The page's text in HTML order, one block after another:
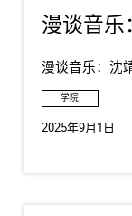
漫谈音乐
漫谈音乐：沈
学院
2025年9月1日